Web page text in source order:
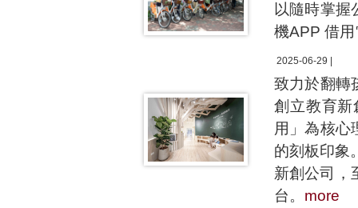
以隨時掌握
機APP 借
2025-06-29 |
致力於翻轉
創立教育新
用」為核心
的刻板印象
新創公司，
台。 more